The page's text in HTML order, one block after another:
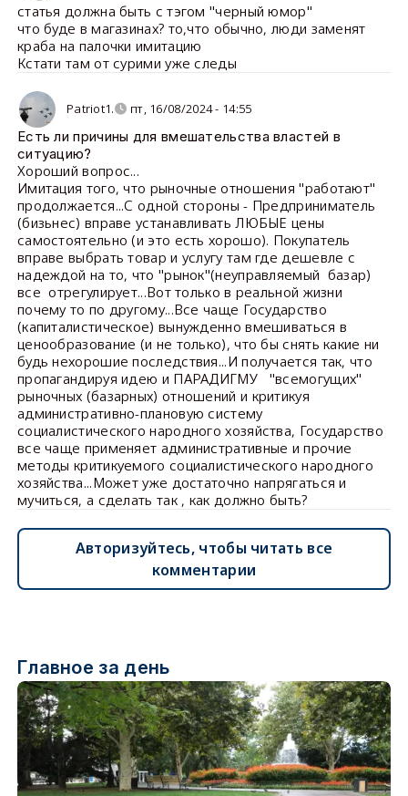
статья должна быть с тэгом "черный юмор"
что буде в магазинах? то,что обычно, люди заменят
краба на палочки имитацию
Кстати там от сурими уже следы
Patriot1. пт, 16/08/2024 - 14:55
Есть ли причины для вмешательства властей в
ситуацию?
Хороший вопрос...
Имитация того, что рыночные отношения "работают"
продолжается...С одной стороны - Предприниматель
(бизьнес) вправе устанавливать ЛЮБЫЕ цены
самостоятельно (и это есть хорошо). Покупатель
вправе выбрать товар и услугу там где дешевле с
надеждой на то, что "рынок"(неуправляемый базар)
все отрегулирует...Вот только в реальной жизни
почему то по другому...Все чаще Государство
(капиталистическое) вынужденно вмешиваться в
ценообразование (и не только), что бы снять какие ни
будь нехорошие последствия...И получается так, что
пропагандируя идею и ПАРАДИГМУ "всемогущих"
рыночных (базарных) отношений и критикуя
административно-плановую систему
социалистического народного хозяйства, Государство
все чаще применяет административные и прочие
методы критикуемого социалистического народного
хозяйства...Может уже достаточно напрягаться и
мучиться, а сделать так , как должно быть?
Авторизуйтесь, чтобы читать все
комментарии
Главное за день